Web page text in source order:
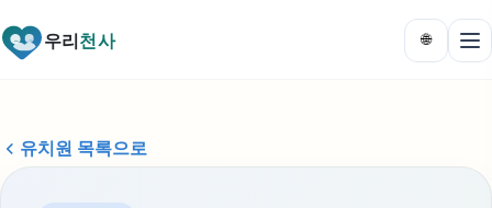
우리천사 🌐
유치원 목록으로